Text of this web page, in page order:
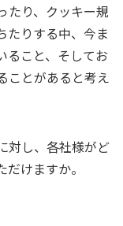
たり、クッキー規
たりする中、今ま
ること、そしてお
ことがあると考え
対し、各社様がど
けますか。